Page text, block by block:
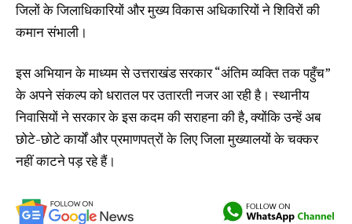
जिलों के जिलाधिकारियों और मुख्य विकास अधिकारियों ने शिविरों की
कमान संभाली।
इस अभियान के माध्यम से उत्तराखंड सरकार “अंतिम व्यक्ति तक पहुँच”
के अपने संकल्प को धरातल पर उतारती नजर आ रही है। स्थानीय
निवासियों ने सरकार के इस कदम की सराहना की है, क्योंकि उन्हें अब
छोटे-छोटे कार्यों और प्रमाणपत्रों के लिए जिला मुख्यालयों के चक्कर
नहीं काटने पड़ रहे हैं।